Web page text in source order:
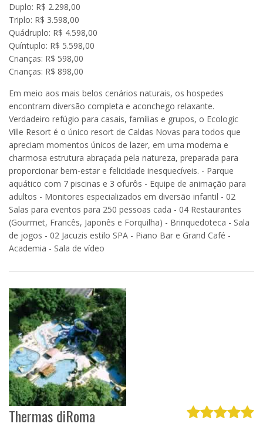
Duplo: R$ 2.298,00
Triplo: R$ 3.598,00
Quádruplo: R$ 4.598,00
Quíntuplo: R$ 5.598,00
Crianças: R$ 598,00
Crianças: R$ 898,00
Em meio aos mais belos cenários naturais, os hospedes
encontram diversão completa e aconchego relaxante.
Verdadeiro refúgio para casais, famílias e grupos, o Ecologic
Ville Resort é o único resort de Caldas Novas para todos que
apreciam momentos únicos de lazer, em uma moderna e
charmosa estrutura abraçada pela natureza, preparada para
proporcionar bem-estar e felicidade inesquecíveis. - Parque
aquático com 7 piscinas e 3 ofurôs - Equipe de animação para
adultos - Monitores especializados em diversão infantil - 02
Salas para eventos para 250 pessoas cada - 04 Restaurantes
(Gourmet, Francês, Japonês e Forquilha) - Brinquedoteca - Sala
de jogos - 02 Jacuzis estilo SPA - Piano Bar e Grand Café -
Academia - Sala de vídeo
Thermas diRoma